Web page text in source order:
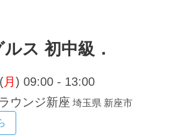
ス 初中級．
月 ) 09:00 - 13:00
ウンジ新座 埼玉県 新座市